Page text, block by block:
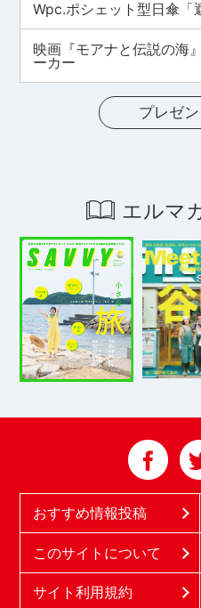
Wpc.ポシェット型日傘「
映画『モアナと伝説の海
ーカー
プレゼ
エルマ
おすすめ情報投稿
このサイトについて
サイト利用規約